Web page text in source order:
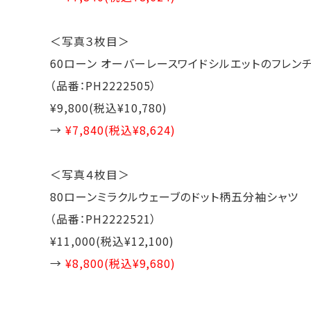
＜写真３枚目＞
60ローン オーバーレースワイドシルエットのフレン
（品番：PH2222505）
¥9,800(税込¥10,780)
→ ¥7,840(税込¥8,624)
＜写真４枚目＞
80ローンミラクルウェーブのドット柄五分袖シャツ
（品番：PH2222521）
¥11,000(税込¥12,100)
→ ¥8,800(税込¥9,680)